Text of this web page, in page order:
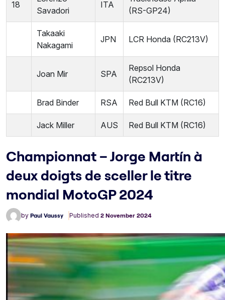
18
Savadori
ITA
(RS-GP24)
Takaaki
Nakagami
JPN LCR Honda (RC213V)
Joan Mir SPA
Repsol Honda
(RC213V)
Brad Binder RSA Red Bull KTM (RC16)
Jack Miller AUS Red Bull KTM (RC16)
Championnat – Jorge Martín à
deux doigts de sceller le titre
mondial MotoGP 2024
by Paul Vaussy Published 2 November 2024